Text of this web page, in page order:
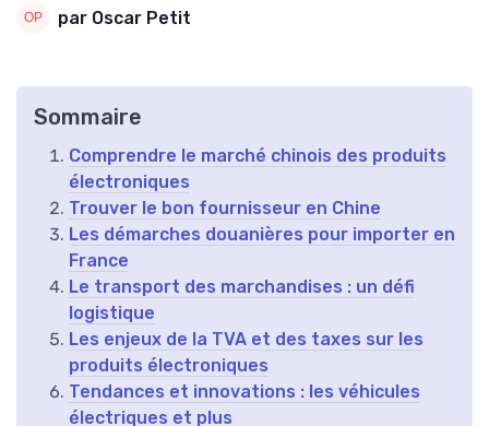
par Oscar Petit
Sommaire
Comprendre le marché chinois des produits
électroniques
Trouver le bon fournisseur en Chine
Les démarches douanières pour importer en
France
Le transport des marchandises : un défi
logistique
Les enjeux de la TVA et des taxes sur les
produits électroniques
Tendances et innovations : les véhicules
électriques et plus